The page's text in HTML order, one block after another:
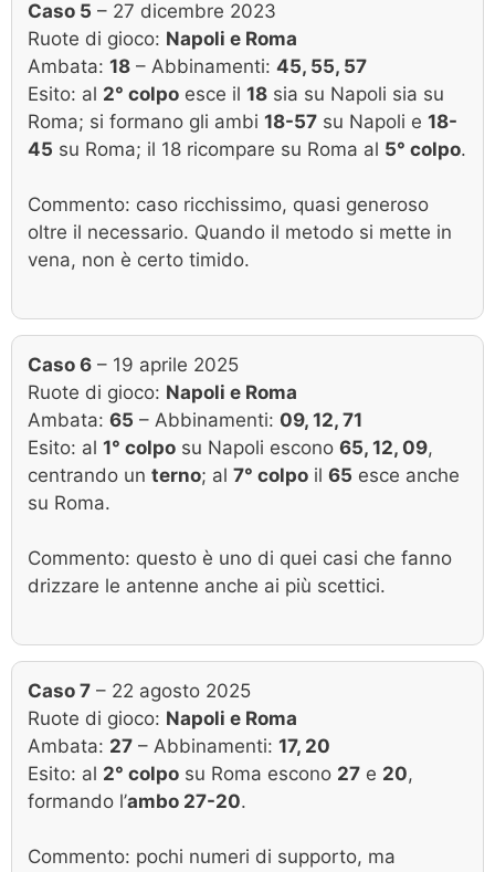
Caso 5 – 27 dicembre 2023
Ruote di gioco: Napoli e Roma
Ambata: 18 – Abbinamenti: 45, 55, 57
Esito: al 2° colpo esce il 18 sia su Napoli sia su
Roma; si formano gli ambi 18-57 su Napoli e 18-
45 su Roma; il 18 ricompare su Roma al 5° colpo.
Commento: caso ricchissimo, quasi generoso
oltre il necessario. Quando il metodo si mette in
vena, non è certo timido.
Caso 6 – 19 aprile 2025
Ruote di gioco: Napoli e Roma
Ambata: 65 – Abbinamenti: 09, 12, 71
Esito: al 1° colpo su Napoli escono 65, 12, 09,
centrando un terno; al 7° colpo il 65 esce anche
su Roma.
Commento: questo è uno di quei casi che fanno
drizzare le antenne anche ai più scettici.
Caso 7 – 22 agosto 2025
Ruote di gioco: Napoli e Roma
Ambata: 27 – Abbinamenti: 17, 20
Esito: al 2° colpo su Roma escono 27 e 20,
formando l’ambo 27-20.
Commento: pochi numeri di supporto, ma